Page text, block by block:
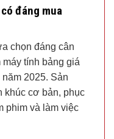
đáng mua
chọn đáng cân
tính bảng giá
2025. Sản
khúc cơ bản, phục
phim và làm việc